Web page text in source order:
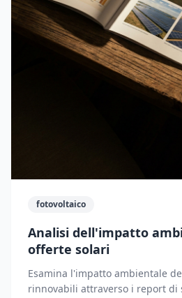
fotovoltaico
Analisi dell'impatto
offerte solari
Esamina l'impatto ambientale
rinnovabili attraverso i report di